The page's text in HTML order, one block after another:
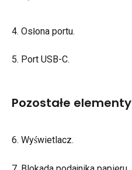
4. Osłona portu.
5. Port USB-C.
Pozostałe elementy
6. Wyświetlacz.